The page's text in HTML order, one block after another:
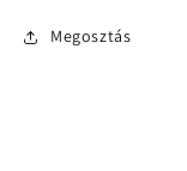
Megosztás